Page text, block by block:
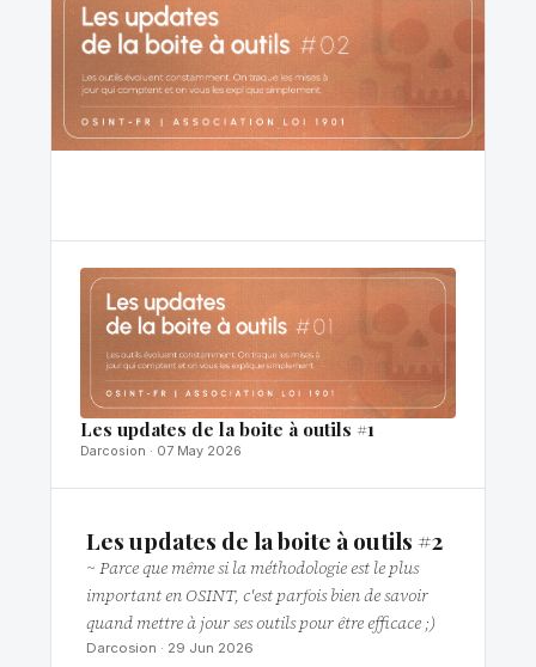
Les updates de la boite à outils #2
~ Parce que même si la méthodologie est le plus
important en OSINT, c'est parfois bien de savoir
quand mettre à jour ses outils pour être efficace ;)
Darcosion · 29 Jun 2026
Les updates de la boite à outils #1
Darcosion · 07 May 2026